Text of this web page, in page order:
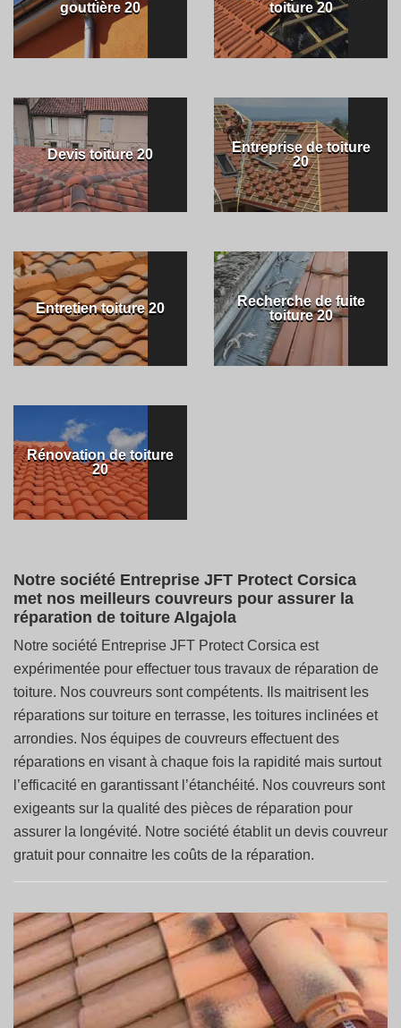
gouttière 20
toiture 20
Devis toiture 20
Entreprise de toiture
20
Entretien toiture 20
Recherche de fuite
toiture 20
Rénovation de toiture
20
Notre société Entreprise JFT Protect Corsica
met nos meilleurs couvreurs pour assurer la
réparation de toiture Algajola
Notre société Entreprise JFT Protect Corsica est
expérimentée pour effectuer tous travaux de réparation de
toiture. Nos couvreurs sont compétents. Ils maitrisent les
réparations sur toiture en terrasse, les toitures inclinées et
arrondies. Nos équipes de couvreurs effectuent des
réparations en visant à chaque fois la rapidité mais surtout
l’efficacité en garantissant l’étanchéité. Nos couvreurs sont
exigeants sur la qualité des pièces de réparation pour
assurer la longévité. Notre société établit un devis couvreur
gratuit pour connaitre les coûts de la réparation.